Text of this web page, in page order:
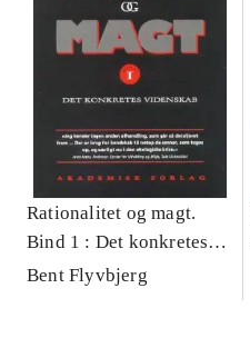
Rationalitet og magt.
Bind 1 : Det konkretes
videnskab
Bent Flyvbjerg